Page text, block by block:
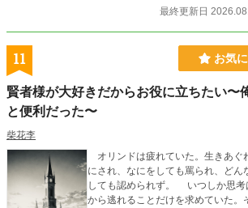
最終更新日
11 お気
賢者様が大好きだからお役に立ちたい〜
と便利だった〜
柴花李
オリンドは疲れていた。生きあぐ
にされ、なにをしても罵られ、どん
しても認められず。 いつしか思考
から逃れることだけを求めていた。